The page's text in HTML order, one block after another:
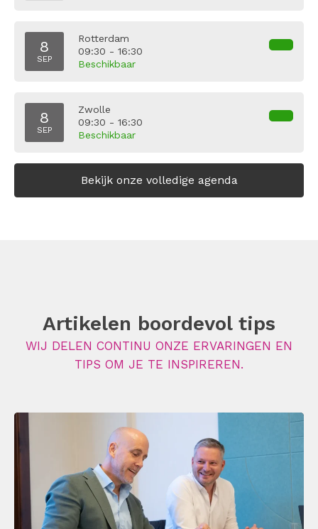
8
SEP
Rotterdam
09:30 - 16:30
Beschikbaar
8
SEP
Zwolle
09:30 - 16:30
Beschikbaar
Bekijk onze volledige agenda
Artikelen boordevol tips
WIJ DELEN CONTINU ONZE ERVARINGEN EN
TIPS OM JE TE INSPIREREN.